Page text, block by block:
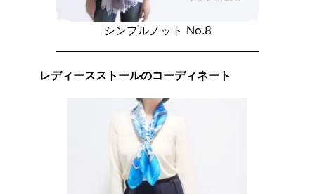
シンプルノット No.8
レディースストールのコーディネート